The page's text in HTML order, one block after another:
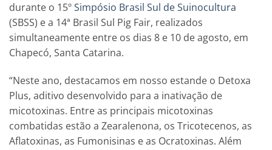
durante o 15ºSimpósio Brasil Sul de Suinocultura
(SBSS) e a 14ª Brasil Sul Pig Fair, realizados
simultaneamente entre os dias 8 e 10 de agosto, em
Chapecó, Santa Catarina.
“Neste ano, destacamos em nosso estande o Detoxa
Plus, aditivo desenvolvido para a inativação de
micotoxinas. Entre as principais micotoxinas
combatidas estão a Zearalenona, os Tricotecenos, as
Aflatoxinas, as Fumonisinas e as Ocratoxinas. Além